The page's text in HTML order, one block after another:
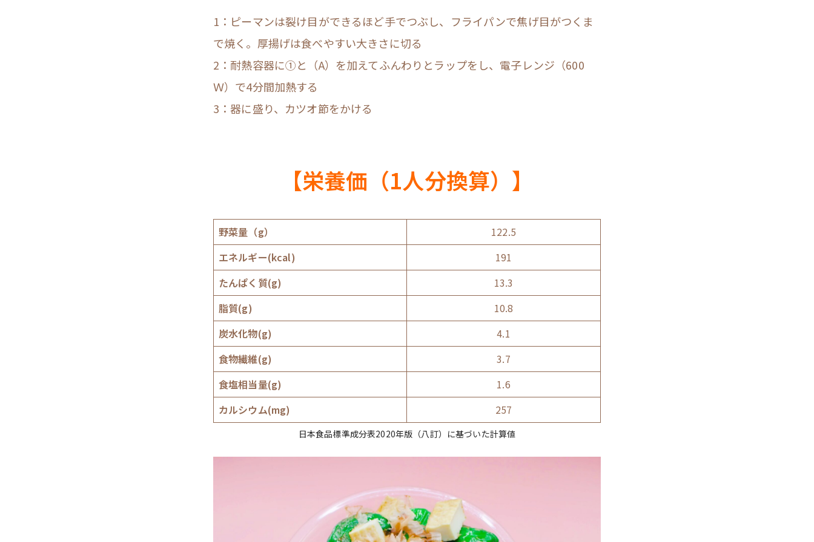
1：ピーマンは裂け目ができるほど手でつぶし、フライパンで焦げ目がつくま
で焼く。厚揚げは食べやすい大きさに切る
2：耐熱容器に①と（A）を加えてふんわりとラップをし、電子レンジ（600
Ｗ）で4分間加熱する
3：器に盛り、カツオ節をかける
【栄養価（1人分換算）】
野菜量（g）
122.5
エネルギー(kcal)
191
たんぱく質(g)
13.3
脂質(g)
10.8
炭水化物(g)
4.1
食物繊維(g)
3.7
食塩相当量(g)
1.6
カルシウム(mg)
257
日本食品標準成分表2020年版（八訂）に基づいた計算値